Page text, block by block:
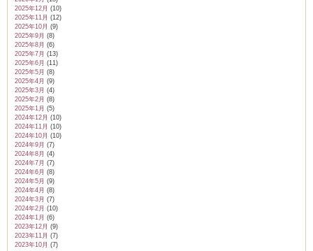
2025年12月 (10)
2025年11月 (12)
2025年10月 (9)
2025年9月 (8)
2025年8月 (6)
2025年7月 (13)
2025年6月 (11)
2025年5月 (8)
2025年4月 (9)
2025年3月 (4)
2025年2月 (8)
2025年1月 (5)
2024年12月 (10)
2024年11月 (10)
2024年10月 (10)
2024年9月 (7)
2024年8月 (4)
2024年7月 (7)
2024年6月 (8)
2024年5月 (9)
2024年4月 (8)
2024年3月 (7)
2024年2月 (10)
2024年1月 (6)
2023年12月 (9)
2023年11月 (7)
2023年10月 (7)